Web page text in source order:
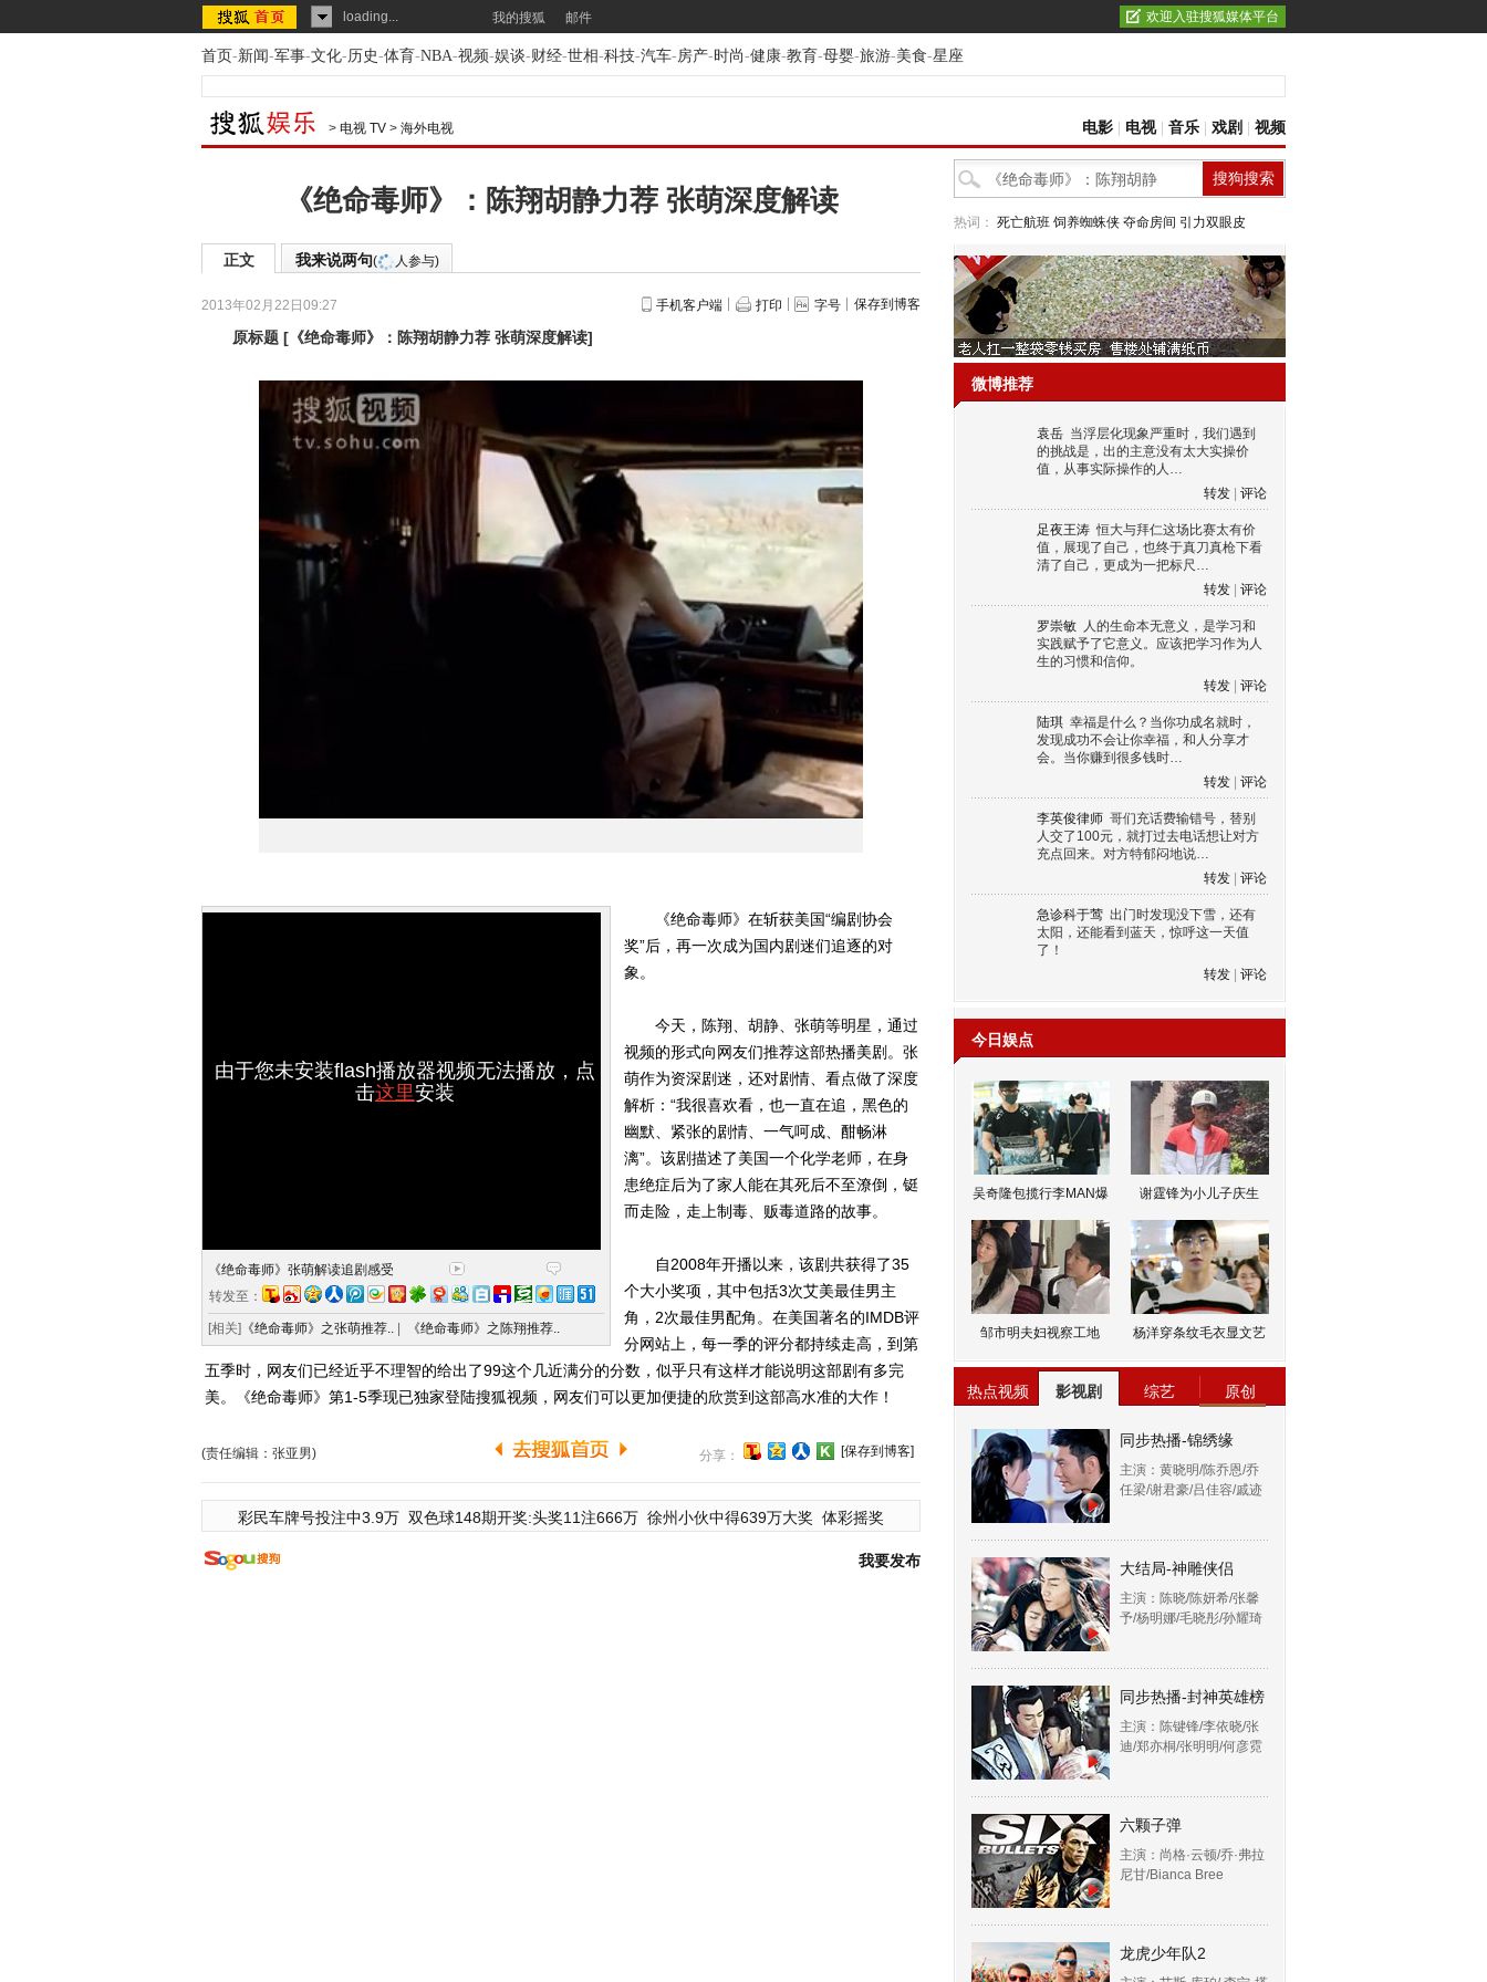
loading... 我的搜狐 邮件 欢迎入驻搜狐媒体平台
首页-新闻-军事-文化-历史-体育-NBA-视频-娱谈-财经-世相-科技-汽车-房产-时尚-健康-教育-母婴-旅游-美食-星座
> 电视 TV > 海外电视 电影 电视| 音乐 戏剧 视频
《绝命毒师》：陈翔胡静力荐 张萌深度解读
正文 我来说两句( 人参与)
2013年02月22日09:27 手机客户端 打印 字号 保存到博客
原标题 [ 《绝命毒师》：陈翔胡静力荐 张萌深度解读]
由于您未安装flash播放器视频无法播放，点
击这里安装
《绝命毒师》张萌解读追剧感受
转发至：
[相关] 《绝命毒师》之张萌推荐.. 《绝命毒师》之陈翔推荐..
《绝命毒师》在斩获美国“编剧协会
奖”后，再一次成为国内剧迷们追逐的对
象。
今天，陈翔、胡静、张萌等明星，通过
视频的形式向网友们推荐这部热播美剧。张
萌作为资深剧迷，还对剧情、看点做了深度
解析：“我很喜欢看，也一直在追，黑色的
幽默、紧张的剧情、一气呵成、酣畅淋
漓”。该剧描述了美国一个化学老师，在身
患绝症后为了家人能在其死后不至潦倒，铤
而走险，走上制毒、贩毒道路的故事。
自2008年开播以来，该剧共获得了35
个大小奖项，其中包括3次艾美最佳男主
角，2次最佳男配角。在美国著名的IMDB评
分网站上，每一季的评分都持续走高，到第
五季时，网友们已经近乎不理智的给出了99这个几近满分的分数，似乎只有这样才能说明这部剧有多完
美。《绝命毒师》第1-5季现已独家登陆搜狐视频，网友们可以更加便捷的欣赏到这部高水准的大作！
(责任编辑：张亚男) 分享： [保存到博客]
彩民车牌号投注中3.9万 双色球148期开奖:头奖11注666万 徐州小伙中得639万大奖 体彩摇奖
我要发布
热词： 死亡航班 饲养蜘蛛侠 夺命房间 引力双眼皮
微博推荐
袁岳 当浮层化现象严重时，我们遇到
的挑战是，出的主意没有太大实操价
值，从事实际操作的人…
转发
评论
足夜王涛 恒大与拜仁这场比赛太有价
值，展现了自己，也终于真刀真枪下看
清了自己，更成为一把标尺…
转发
评论
罗崇敏 人的生命本无意义，是学习和
实践赋予了它意义。应该把学习作为人
生的习惯和信仰。
转发
评论
陆琪 幸福是什么？当你功成名就时，
发现成功不会让你幸福，和人分享才
会。当你赚到很多钱时…
转发
评论
李英俊律师 哥们充话费输错号，替别
人交了100元，就打过去电话想让对方
充点回来。对方特郁闷地说…
转发
评论
急诊科于莺 出门时发现没下雪，还有
太阳，还能看到蓝天，惊呼这一天值
了！
转发
评论
今日娱点
吴奇隆包揽行李MAN爆 谢霆锋为小儿子庆生
邹市明夫妇视察工地 杨洋穿条纹毛衣显文艺
热点视频 影视剧 综艺 原创
同步热播-锦绣缘
主演：黄晓明/陈乔恩/乔
任梁/谢君豪/吕佳容/戚迹
大结局-神雕侠侣
主演：陈晓/陈妍希/张馨
予/杨明娜/毛晓彤/孙耀琦
同步热播-封神英雄榜
主演：陈键锋/李依晓/张
迪/郑亦桐/张明明/何彦霓
六颗子弹
主演：尚格·云顿/乔·弗拉
尼甘/Bianca Bree
龙虎少年队2